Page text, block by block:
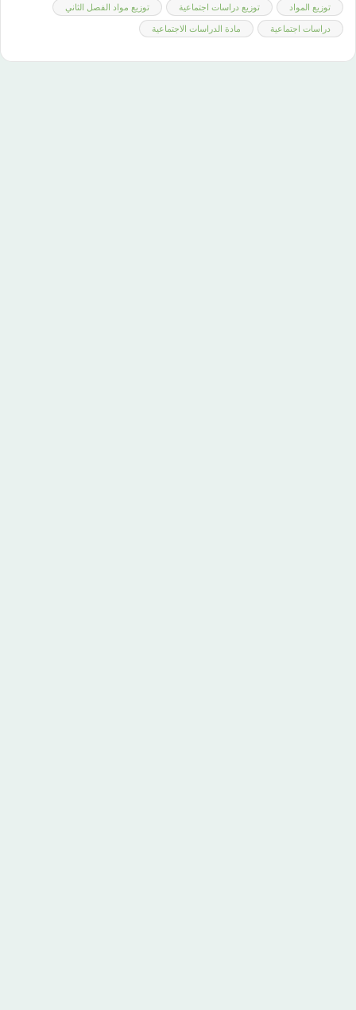
توزيع المواد
توزيع دراسات اجتماعية
توزيع مواد الفصل الثاني
دراسات اجتماعية
مادة الدراسات الاجتماعية